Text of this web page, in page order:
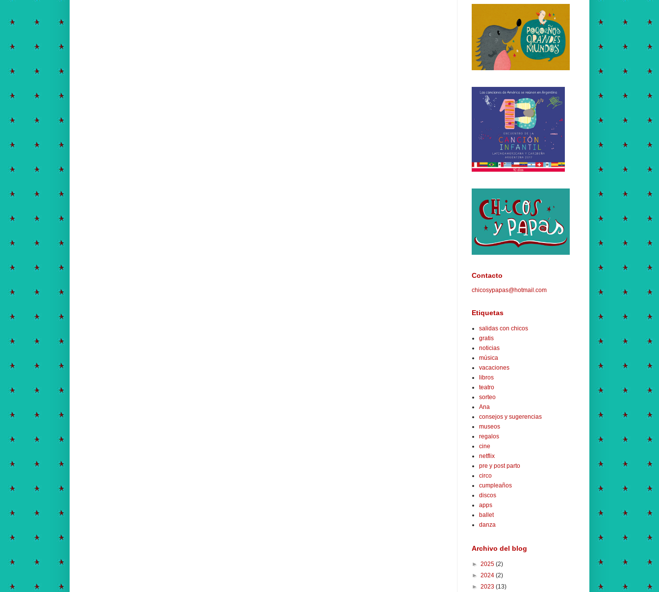
Contacto
chicosypapas@hotmail.com
Etiquetas
salidas con chicos
gratis
noticias
música
vacaciones
libros
teatro
sorteo
Ana
consejos y sugerencias
museos
regalos
cine
netflix
pre y post parto
circo
cumpleaños
discos
apps
ballet
danza
Archivo del blog
► 2025 (2)
► 2024 (2)
► 2023 (13)